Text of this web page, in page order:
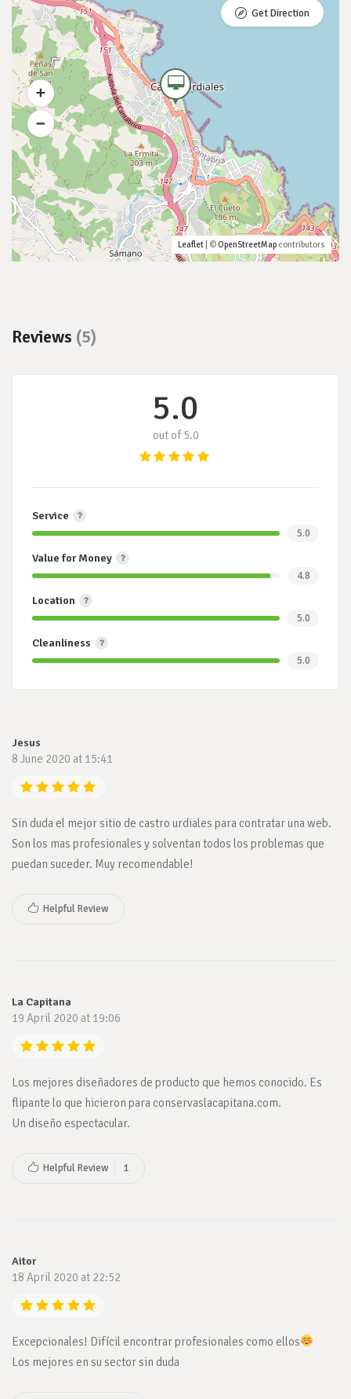
Leaflet | ©OpenStreetMap contributors
Get Direction
Reviews (5)
5.0
out of 5.0
Service
5.0
Value for Money
4.8
Location
5.0
Cleanliness
5.0
Jesus
8 June 2020 at 15:41
Sin duda el mejor sitio de castro urdiales para contratar una web.
Son los mas profesionales y solventan todos los problemas que
puedan suceder. Muy recomendable!
Helpful Review
La Capitana
19 April 2020 at 19:06
Los mejores diseñadores de producto que hemos conocido. Es
flipante lo que hicieron para conservaslacapitana.com.
Un diseño espectacular.
Helpful Review 1
Aitor
18 April 2020 at 22:52
Excepcionales! Difícil encontrar profesionales como ellos
Los mejores en su sector sin duda